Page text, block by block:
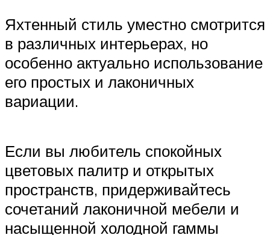
Яхтенный стиль уместно смотрится
в различных интерьерах, но
особенно актуально использование
его простых и лаконичных
вариации.
Если вы любитель спокойных
цветовых палитр и открытых
пространств, придерживайтесь
сочетаний лаконичной мебели и
насыщенной холодной гаммы